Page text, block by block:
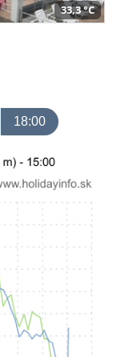
33,3 °C
18:00